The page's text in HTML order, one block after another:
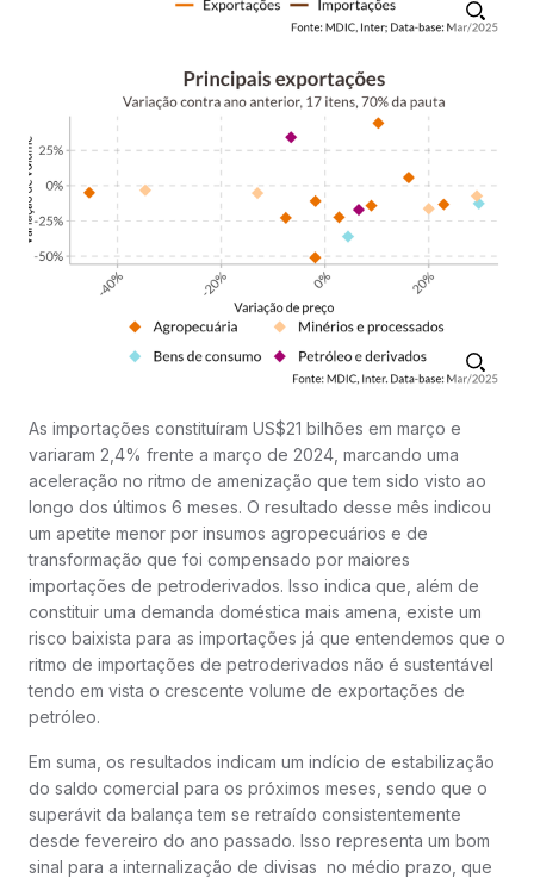
As importações constituíram US$21 bilhões em março e
variaram 2,4% frente a março de 2024, marcando uma
aceleração no ritmo de amenização que tem sido visto ao
longo dos últimos 6 meses. O resultado desse mês indicou
um apetite menor por insumos agropecuários e de
transformação que foi compensado por maiores
importações de petroderivados. Isso indica que, além de
constituir uma demanda doméstica mais amena, existe um
risco baixista para as importações já que entendemos que o
ritmo de importações de petroderivados não é sustentável
tendo em vista o crescente volume de exportações de
petróleo.
Em suma, os resultados indicam um indício de estabilização
do saldo comercial para os próximos meses, sendo que o
superávit da balança tem se retraído consistentemente
desde fevereiro do ano passado. Isso representa um bom
sinal para a internalização de divisas no médio prazo, que